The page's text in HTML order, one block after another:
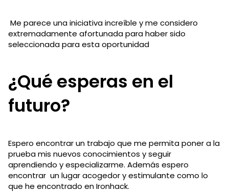
Me parece una iniciativa increíble y me considero
extremadamente afortunada para haber sido
seleccionada para esta oportunidad
¿Qué esperas en el
futuro?
Espero encontrar un trabajo que me permita poner a la
prueba mis nuevos conocimientos y seguir
aprendiendo y especializarme. Además espero
encontrar un lugar acogedor y estimulante como lo
que he encontrado en Ironhack.